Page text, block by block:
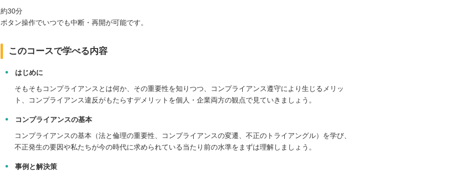
約30分
ボタン操作でいつでも中断・再開が可能です。
このコースで学べる内容
はじめに
そもそもコンプライアンスとは何か、その重要性を知りつつ、コンプライアンス遵守により生じるメリッ
ト、コンプライアンス違反がもたらすデメリットを個人・企業両方の観点で見ていきましょう。
コンプライアンスの基本
コンプライアンスの基本（法と倫理の重要性、コンプライアンスの変遷、不正のトライアングル）を学び、
不正発生の要因や私たちが今の時代に求められている当たり前の水準をまずは理解しましょう。
事例と解決策